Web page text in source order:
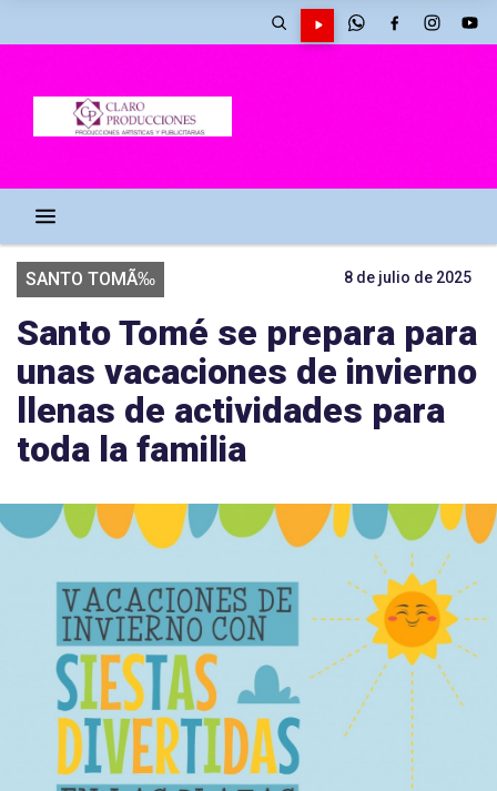
SANTO TOMÃ‰ 8 de julio de 2025
Santo Tomé se prepara para
unas vacaciones de invierno
llenas de actividades para
toda la familia